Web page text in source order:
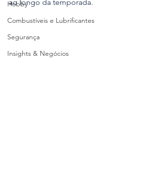
Hobby
Combustíveis e Lubrificantes
Segurança
Insights & Negócios
ao longo da temporada.